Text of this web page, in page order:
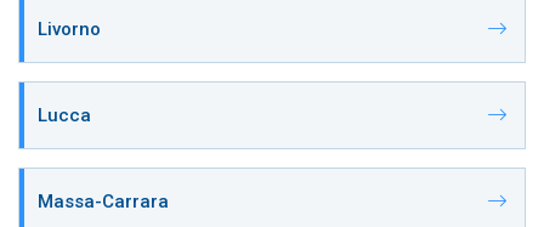
Livorno
Lucca
Massa-Carrara